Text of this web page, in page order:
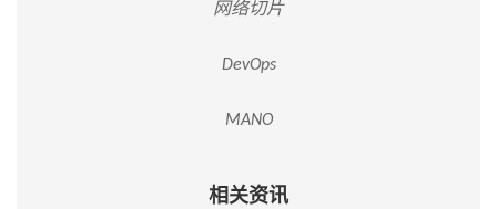
网络切片
DevOps
MANO
相关资讯